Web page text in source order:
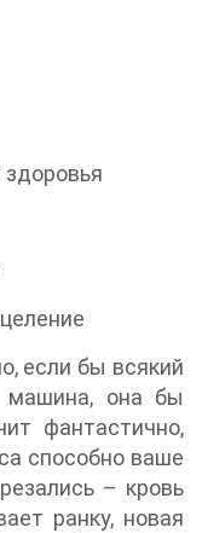
если бы всякий
машина, она бы
фантастично,
способно ваше
– кровь
ранку, новая